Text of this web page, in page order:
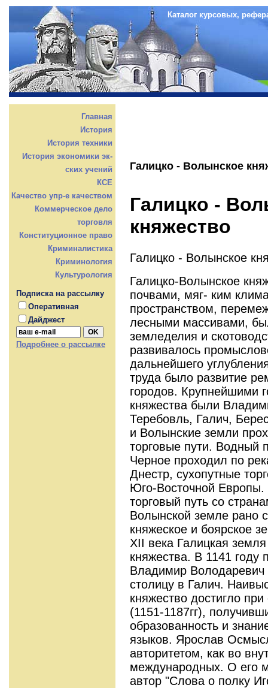
Каталог курсовых,
Главная
История
История техники
История экономики эк-
ских учений
КСЕ
Качество упр-е качеством
Коммерческое дело
торговля
Конституционное право
Криминалистика
Криминология
Культурология
Подписка на рассылку
Оперативная
Дайджест
Подробнее о рассылке
Галицко - Волынское
Галицко -
княжество
Галицко - Волынское
Галицко-Волынское
почвами, мяг- ким
пространством,
лесными массивами,
земледелия и
развивалось
дальнейшего
труда было развитие
городов. Крупнейшими
княжества были
Теребовль, Галич,
и Волынские земли
торговые пути. Водный
Черное проходил по
Днестр, сухопутные
Юго-Восточной
торговый путь со
Волынской земле рано
княжеское и боярское
XII века Галицкая
княжества. В 1141 году
Владимир Володаревич
столицу в Галич.
княжество достигло
(1151-1187гг),
образованность и
языков. Ярослав
авторитетом, как во
международных. О его
автор "Слова о полку